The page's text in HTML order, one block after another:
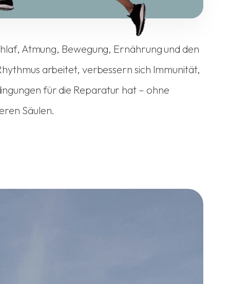
Atmung, Bewegung, Ernährung und den
arbeitet, verbessern sich Immunität,
für die Reparatur hat – ohne
Säulen.